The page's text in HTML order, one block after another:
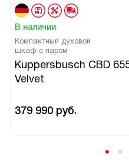
рекомендовал любому, кто
приготовления пищи и
эффективным.
В наличии
Компактный духовой
шкаф с паром
Kuppersbusch CBD
Velvet
379 990 руб.